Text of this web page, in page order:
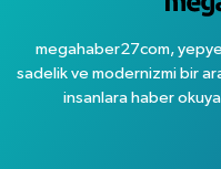
megahaber27com,
sadelik ve modernizmi bir
insanlara haber